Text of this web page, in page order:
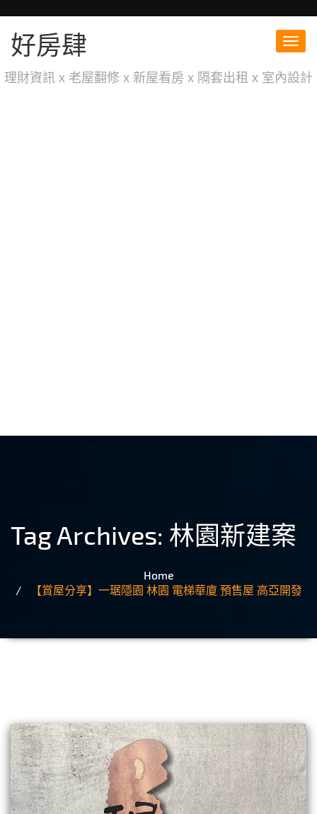
好房肆
理財資訊 x 老屋翻修 x 新屋看房 x 隔套出租 x 室內設計
Tag Archives: 林園新建案
Home
【賞屋分享】一琚隱園 林園 電梯華廈 預售屋 高亞開發